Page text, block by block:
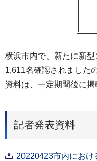
横浜市内で、新たに新
1,611名確認されました
資料は、一定期間後に掲
記者発表資料
20220423市内にお